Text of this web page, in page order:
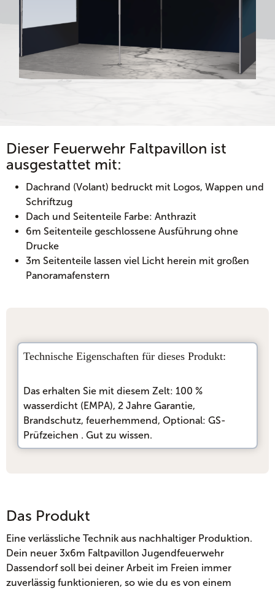
Dieser Feuerwehr Faltpavillon ist
ausgestattet mit:
Dachrand (Volant) bedruckt mit Logos, Wappen und
Schriftzug
Dach und Seitenteile Farbe: Anthrazit
6m Seitenteile geschlossene Ausführung ohne
Drucke
3m Seitenteile lassen viel Licht herein mit großen
Panoramafenstern
Technische Eigenschaften für dieses Produkt:
Das erhalten Sie mit diesem Zelt: 100 %
wasserdicht (EMPA), 2 Jahre Garantie
Brandschutz, feuerhemmend, Optional: GS-
Prüfzeichen . Gut zu wissen.
Das Produkt
Eine verlässliche Technik aus nachhaltiger Produktion.
Dein neuer 3x6m Faltpavillon Jugendfeuerwehr
Dassendorf soll bei deiner Arbeit im Freien immer
zuverlässig funktionieren, so wie du es von einem